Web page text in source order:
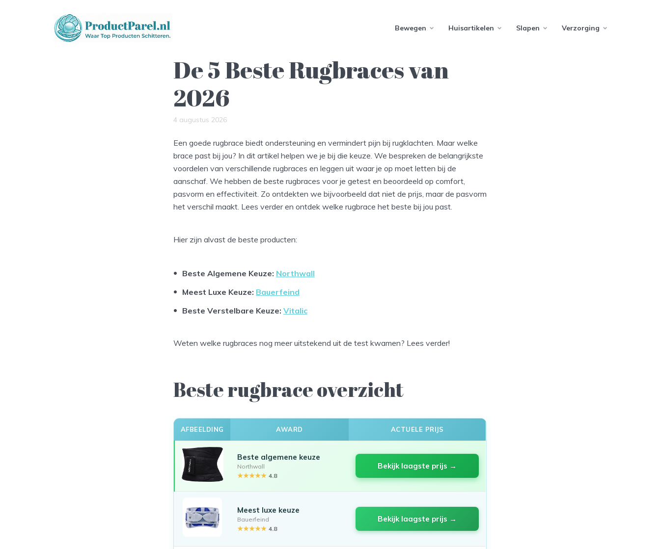
Bewegen Huisartikelen Slapen Verzorging
De 5 Beste Rugbraces van
2026
4 augustus 2026
Een goede rugbrace biedt ondersteuning en vermindert pijn bij rugklachten. Maar welke
brace past bij jou? In dit artikel helpen we je bij die keuze. We bespreken de belangrijkste
voordelen van verschillende rugbraces en leggen uit waar je op moet letten bij de
aanschaf. We hebben de beste rugbraces voor je getest en beoordeeld op comfort,
pasvorm en effectiviteit. Zo ontdekten we bijvoorbeeld dat niet de prijs, maar de pasvorm
het verschil maakt. Lees verder en ontdek welke rugbrace het beste bij jou past.
Hier zijn alvast de beste producten:
Beste Algemene Keuze: Northwall
Meest Luxe Keuze: Bauerfeind
Beste Verstelbare Keuze: Vitalic
Weten welke rugbraces nog meer uitstekend uit de test kwamen? Lees verder!
Beste rugbrace overzicht
AFBEELDING AWARD ACTUELE PRIJS
Beste algemene keuze
Northwall
★★★★★ 4.8
Bekijk laagste prijs →
Meest luxe keuze
Bauerfeind
★★★★★ 4.8
Bekijk laagste prijs →